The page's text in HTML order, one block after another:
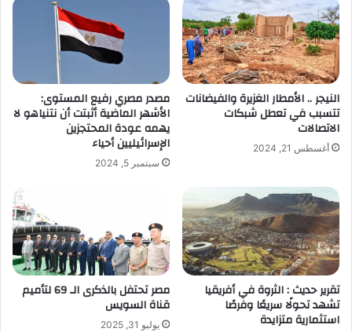
النيجر .. الأمطار الغزيرة والفيضانات
تتسبب في تعطل شبكات
الاتصالات
أغسطس 21, 2024
مصدر مصري رفيع المستوى:
الأشهر الماضية أثبتت أن نتنياهو لا
يهمه عودة المحتجزين
الإسرائيليين أحياء
سبتمبر 5, 2024
تقرير حديث : الثروة في أفريقيا
تشهد تحولًا سريعًا وفرصًا
استثمارية متزايدة
مصر تحتفل بالذكرى الـ 69 لتأميم
قناة السويس
يوليو 31, 2025